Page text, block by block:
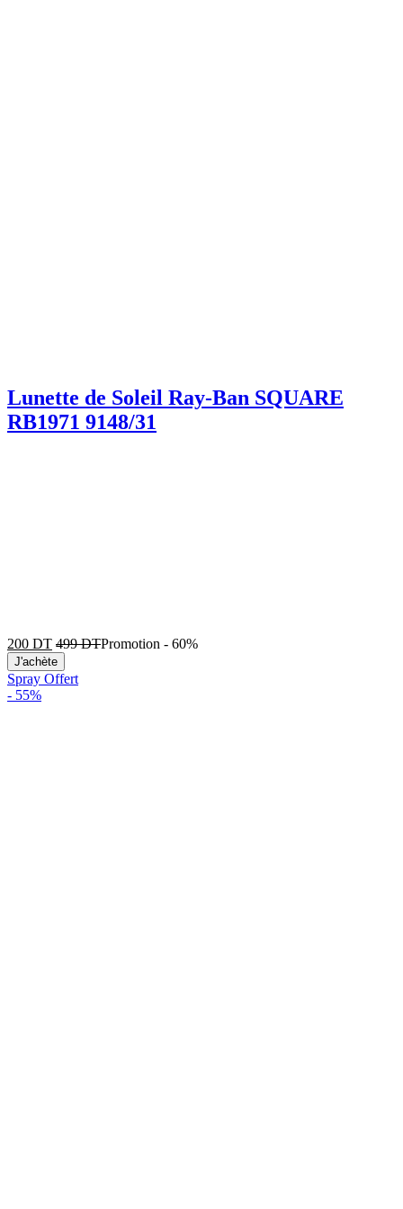
Lunette de Soleil Ray-Ban SQUARE
RB1971 9148/31
200 DT 499DTPromotion - 60%
J'achète
Spray Offert
- 55%